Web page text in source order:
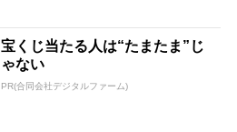
宝くじ当たる人は“たまたま”じ
ゃない
PR(合同会社デジタルファーム)